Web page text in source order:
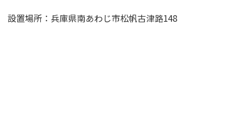
設置場所：兵庫県南あわじ市松帆古津路148